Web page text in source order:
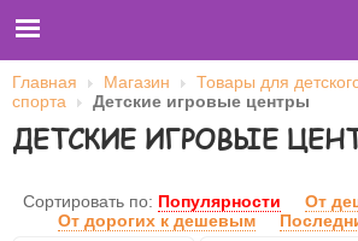
Главная
Толстовки (кенгурушки)
Свитшоты
Лонгсливы
Главная Магазин
Товары для
спорта
Детские игровые центры
ДЕТСКИЕ ИГРОВЫЕ
Сортировать по: Популярности
От
От дорогих к дешевым